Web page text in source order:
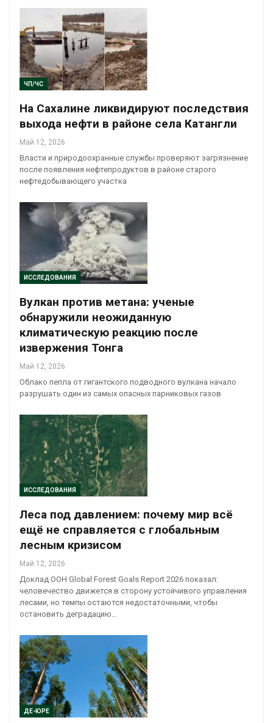
ЧП/ЧС
На Сахалине ликвидируют последствия
выхода нефти в районе села Катангли
Май 12, 2026
Власти и природоохранные службы проверяют загрязнение
после появления нефтепродуктов в районе старого
нефтедобывающего участка
ИССЛЕДОВАНИЯ
Вулкан против метана: ученые
обнаружили неожиданную
климатическую реакцию после
извержения Тонга
Май 12, 2026
Облако пепла от гигантского подводного вулкана начало
разрушать один из самых опасных парниковых газов
ИССЛЕДОВАНИЯ
Леса под давлением: почему мир всё
ещё не справляется с глобальным
лесным кризисом
Май 12, 2026
Доклад ООН Global Forest Goals Report 2026 показал:
человечество движется в сторону устойчивого управления
лесами, но темпы остаются недостаточными, чтобы
остановить деградацию…
ДЕ-ЮРЕ